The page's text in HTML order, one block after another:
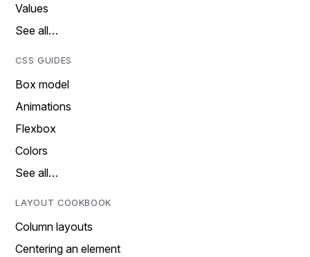
Values
See all…
CSS GUIDES
Box model
Animations
Flexbox
Colors
See all…
LAYOUT COOKBOOK
Column layouts
Centering an element